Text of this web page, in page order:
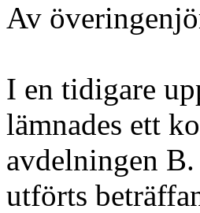
Av
I en tidigare
lämnades ett
avdelningen B.
utförts